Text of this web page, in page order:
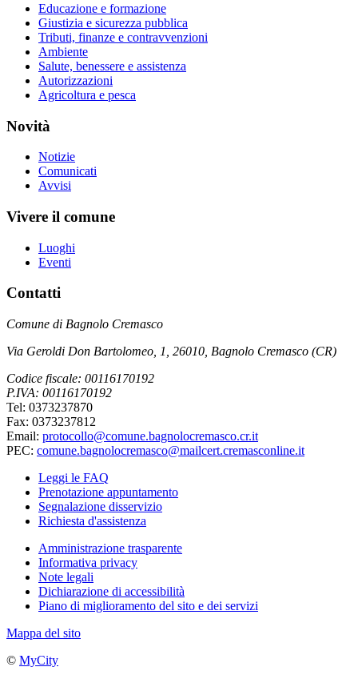
Educazione e formazione
Giustizia e sicurezza pubblica
Tributi, finanze e contravvenzioni
Ambiente
Salute, benessere e assistenza
Autorizzazioni
Agricoltura e pesca
Novità
Notizie
Comunicati
Avvisi
Vivere il comune
Luoghi
Eventi
Contatti
Comune di Bagnolo Cremasco
Via Geroldi Don Bartolomeo, 1, 26010, Bagnolo Cremasco (CR)
Codice fiscale: 00116170192
P.IVA: 00116170192
Tel: 0373237870
Fax: 0373237812
Email: protocollo@comune.bagnolocremasco.cr.it
PEC: comune.bagnolocremasco@mailcert.cremasconline.it
Leggi le FAQ
Prenotazione appuntamento
Segnalazione disservizio
Richiesta d'assistenza
Amministrazione trasparente
Informativa privacy
Note legali
Dichiarazione di accessibilità
Piano di miglioramento del sito e dei servizi
Mappa del sito
© MyCity